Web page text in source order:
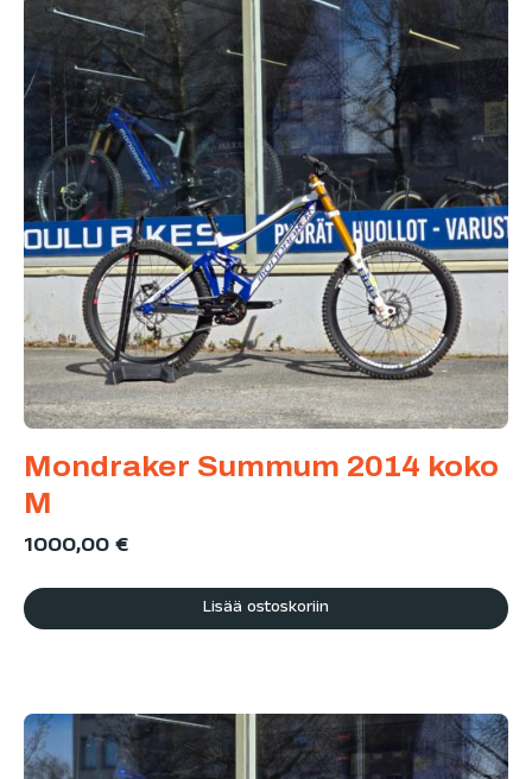
Mondraker Summum 2014 koko
M
1000,00€
Lisää ostoskoriin